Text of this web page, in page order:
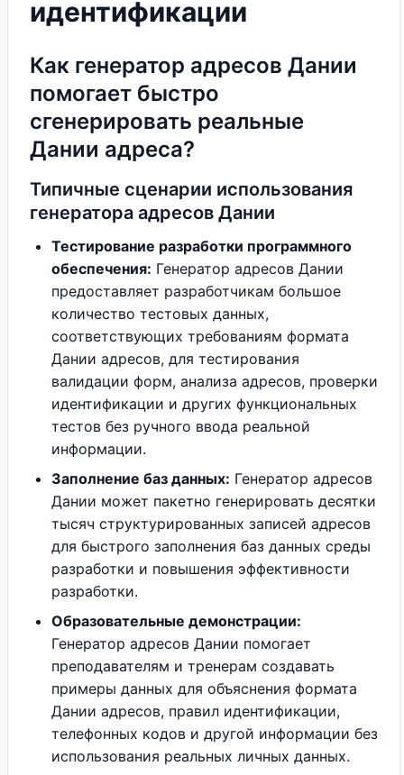
идентификации
Как генератор адресов Дании
помогает быстро
сгенерировать реальные
Дании адреса?
Типичные сценарии использования
генератора адресов Дании
Тестирование разработки программного
обеспечения: Генератор адресов Дании
предоставляет разработчикам большое
количество тестовых данных,
соответствующих требованиям формата
Дании адресов, для тестирования
валидации форм, анализа адресов, проверки
идентификации и других функциональных
тестов без ручного ввода реальной
информации.
Заполнение баз данных: Генератор адресов
Дании может пакетно генерировать десятки
тысяч структурированных записей адресов
для быстрого заполнения баз данных среды
разработки и повышения эффективности
разработки.
Образовательные демонстрации:
Генератор адресов Дании помогает
преподавателям и тренерам создавать
примеры данных для объяснения формата
Дании адресов, правил идентификации,
телефонных кодов и другой информации без
использования реальных личных данных.